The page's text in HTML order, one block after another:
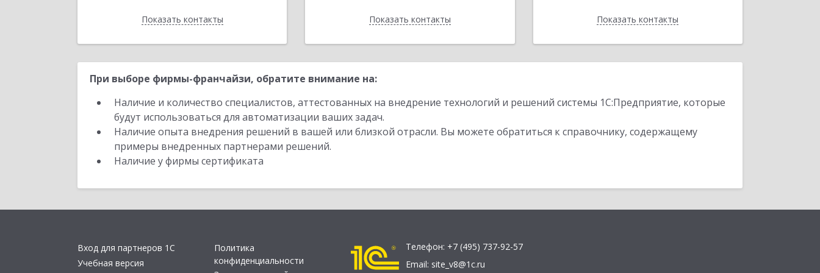
Показать контакты
Назад Показать контакты
Назад Показать контакты
Назад
При выборе фирмы-франчайзи, обратите внимание на:
Наличие и количество специалистов, аттестованных на внедрение технологий и решений системы 1С:Предприятие, которые
будут использоваться для автоматизации ваших задач.
Наличие опыта внедрения решений в вашей или близкой отрасли. Вы можете обратиться к справочнику, содержащему
примеры внедренных партнерами решений.
Наличие у фирмы сертификата
Вход для партнеров 1С
Учебная версия
Политика
конфиденциальности
Телефон: +7 (495) 737-92-57
Email: site_v8@1c.ru